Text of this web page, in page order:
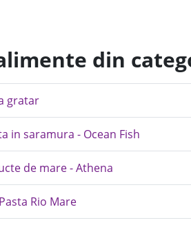
din
gratar
in saramura - Ocean Fish
de mare - Athena
Rio Mare